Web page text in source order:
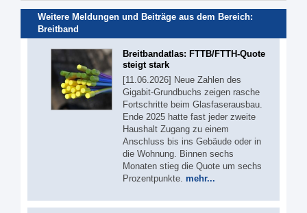
Weitere Meldungen und Beiträge aus dem Bereich:
Breitband
Breitbandatlas: FTTB/FTTH-Quote
steigt stark
[11.06.2026] Neue Zahlen des
Gigabit-Grundbuchs zeigen rasche
Fortschritte beim Glasfaserausbau.
Ende 2025 hatte fast jeder zweite
Haushalt Zugang zu einem
Anschluss bis ins Gebäude oder in
die Wohnung. Binnen sechs
Monaten stieg die Quote um sechs
Prozentpunkte. mehr...